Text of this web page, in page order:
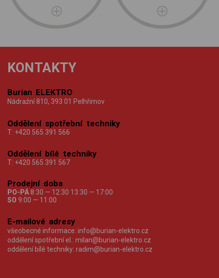
KONTAKTY
Burian ELEKTRO
Nádražní 810, 393 01 Pelhřimov
Oddělení spotřební techniky
T: +420 565 391 566
Oddělení bílé techniky
T: +420 565 391 567
Prodejní doba
PO-PÁ 8:30 — 12:30 13:30 — 17:00
SO 9:00 — 11:00
E-mailové adresy
všeobecné informace: info@burian-elektro.cz
oddělení spotřební el.: milan@burian-elektro.cz
oddělení bílé techniky: radim@burian-elektro.cz